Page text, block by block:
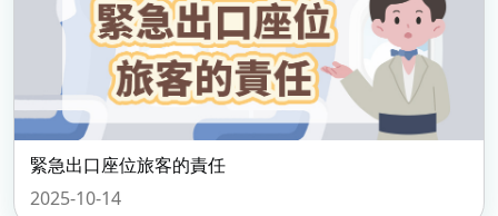
緊急出口座位旅客的責任
2025-10-14